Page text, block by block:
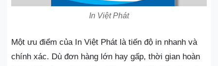
In Việt Phát
Một ưu điểm của In Việt Phát là tiến độ in nhanh và
chính xác. Dù đơn hàng lớn hay gấp, thời gian hoàn